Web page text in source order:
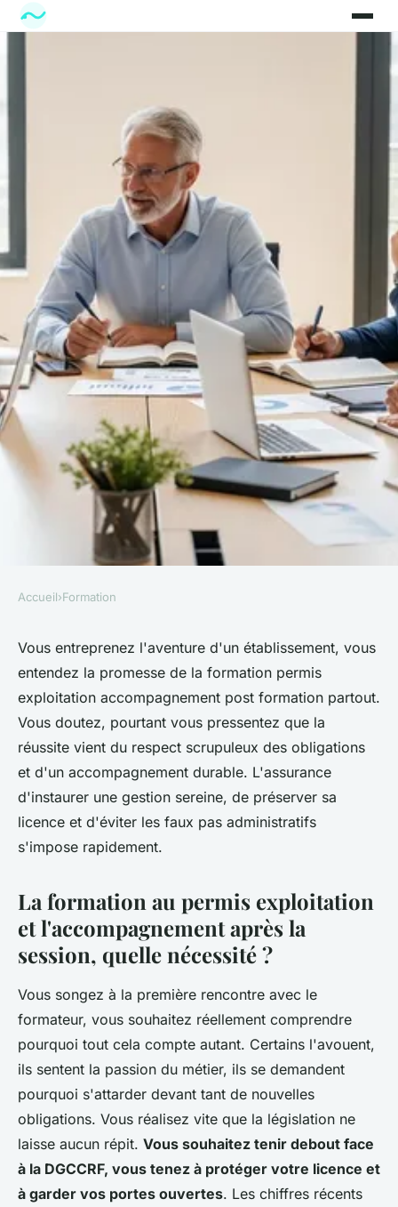
Formation Permis
Exploitation accompagnement
post formation : l'assurance
d'une réussite durable
Éléna•26 janvier 2026•8 min de lecture
Accueil›Formation
Vous entreprenez l'aventure d'un établissement, vous
entendez la promesse de la formation permis
exploitation accompagnement post formation partout.
Vous doutez, pourtant vous pressentez que la
réussite vient du respect scrupuleux des obligations
et d'un accompagnement durable. L'assurance
d'instaurer une gestion sereine, de préserver sa
licence et d'éviter les faux pas administratifs
s'impose rapidement.
La formation au permis exploitation
et l'accompagnement après la
session, quelle nécessité ?
Vous songez à la première rencontre avec le
formateur, vous souhaitez réellement comprendre
pourquoi tout cela compte autant. Certains l'avouent,
ils sentent la passion du métier, ils se demandent
pourquoi s'attarder devant tant de nouvelles
obligations. Vous réalisez vite que la législation ne
laisse aucun répit. Vous souhaitez tenir debout face
à la DGCCRF, vous tenez à protéger votre licence et
à garder vos portes ouvertes. Les chiffres récents